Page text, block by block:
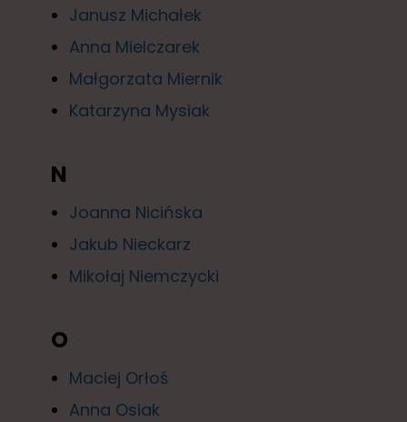
Janusz Michałek
Anna Mielczarek
Małgorzata Miernik
Katarzyna Mysiak
N
Joanna Nicińska
Jakub Nieckarz
Mikołaj Niemczycki
O
Maciej Orłoś
Anna Osiak